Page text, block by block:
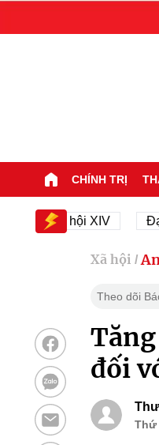
CHÍNH TRỊ
Đại hội XIV Đại
Xã hội /
Theo dõi
đối
Thứ